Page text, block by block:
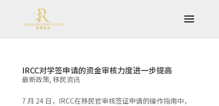
IRCC对学签申请的资金审核力度进一步提高
最新政策, 移民资讯
7 月 24 日，IRCC在移民官审核签证申请的操作指南中，